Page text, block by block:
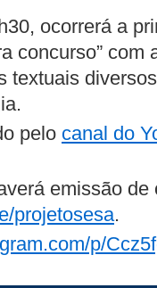
ocorrerá a
concurso” com
textuais
pelo canal do
emissão de
projetosesa.
p/